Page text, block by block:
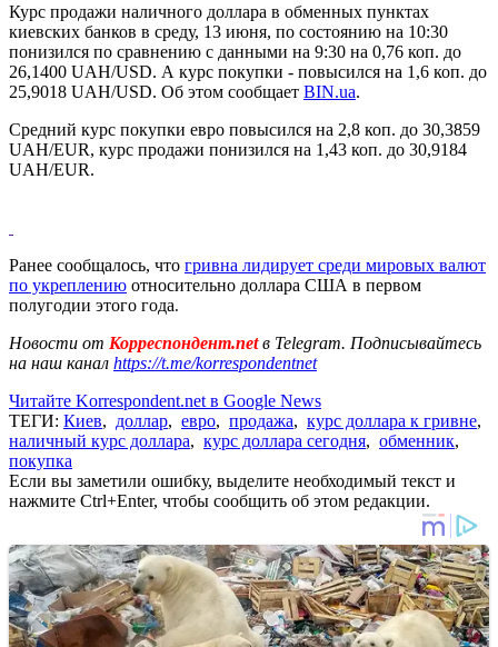
Курс продажи наличного доллара в обменных пунктах
киевских банков в среду, 13 июня, по состоянию на 10:30
понизился по сравнению с данными на 9:30 на 0,76 коп. до
26,1400 UAH/USD. А курс покупки - повысился на 1,6 коп. до
25,9018 UAH/USD. Об этом сообщает BIN.ua.
Средний курс покупки евро повысился на 2,8 коп. до 30,3859
UAH/EUR, курс продажи понизился на 1,43 коп. до 30,9184
UAH/EUR.
Ранее сообщалось, что гривна лидирует среди мировых валют
по укреплению относительно доллара США в первом
полугодии этого года.
Новости от Корреспондент.netв Telegram. Подписывайтесь
на наш канал https://t.me/korrespondentnet
Читайте Korrespondent.net в Google News
ТЕГИ: Киев, доллар, евро, продажа, курс доллара к гривне,
наличный курс доллара, курс доллара сегодня, обменник,
покупка
Если вы заметили ошибку, выделите необходимый текст и
нажмите Ctrl+Enter, чтобы сообщить об этом редакции.